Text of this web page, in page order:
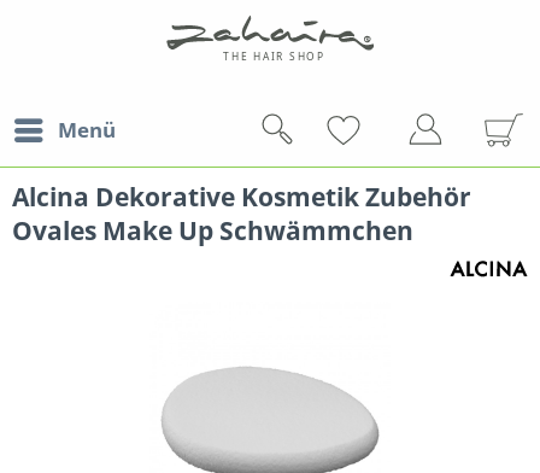
Menü
Alcina Dekorative Kosmetik Zubehör
Ovales Make Up Schwämmchen